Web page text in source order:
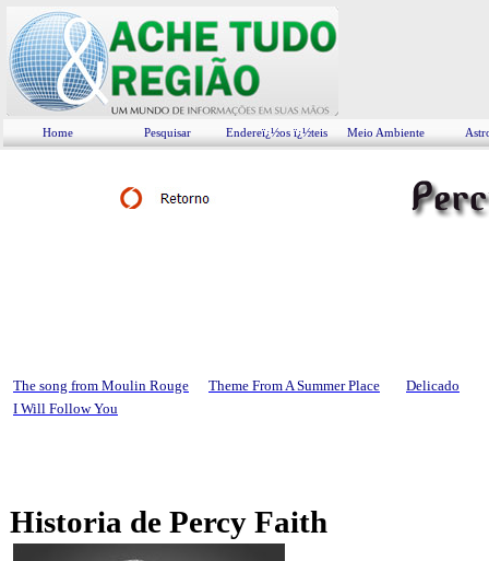
Home Pesquisar Endereï¿½os ï¿½teis Meio Ambiente
The song from Moulin Rouge Theme From A Summer Place
Delicado
I Will Follow You
Historia de Percy Faith